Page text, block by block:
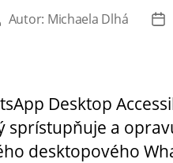
Autor: Michaela Dlhá
Desktop
sprístupňuje a
desktopového